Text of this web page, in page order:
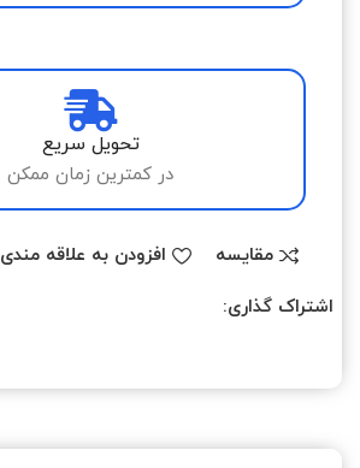
تحویل سریع
در کمترین زمان ممکن
مقایسه افزودن به علاقه مندی
اشتراک گذاری: